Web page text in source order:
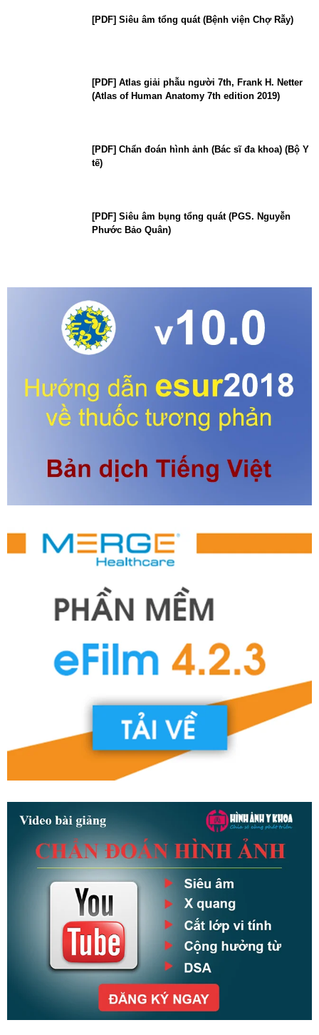
[PDF] Siêu âm tổng quát (Bệnh viện Chợ Rẫy)
[PDF] Atlas giải phẫu người 7th, Frank H. Netter
(Atlas of Human Anatomy 7th edition 2019)
[PDF] Chẩn đoán hình ảnh (Bác sĩ đa khoa) (Bộ Y
tế)
[PDF] Siêu âm bụng tổng quát (PGS. Nguyễn
Phước Bảo Quân)